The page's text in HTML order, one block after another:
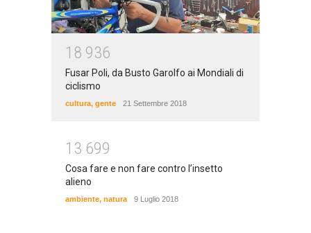
1 8 936
Fusar Poli, da Busto Garolfo ai Mondiali di
ciclismo
cultura, gente 21 Settembre 2018
1 3 699
Cosa fare e non fare contro l’insetto
alieno
ambiente, natura 9 Luglio 2018